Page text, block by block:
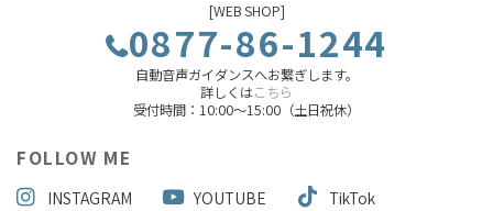
[WEB SHOP]
0877-86-1244
自動音声ガイダンスへお繋ぎします。
詳しくはこちら
受付時間：10:00～15:00（土日祝休）
FOLLOW ME
INSTAGRAM YOUTUBE
TikTok